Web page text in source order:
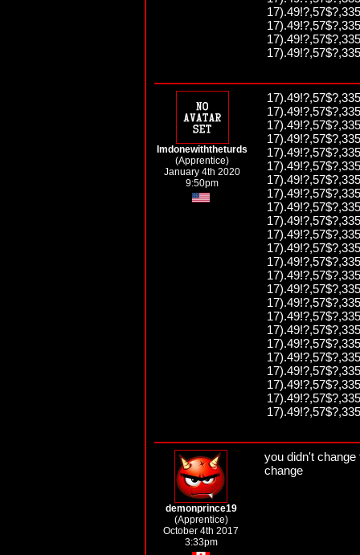
Imdonewiththeturds
(Apprentice)
January 4th 2020
9:50pm
demonprince19
(Apprentice)
October 4th 2017
3:33pm
you didn't
change